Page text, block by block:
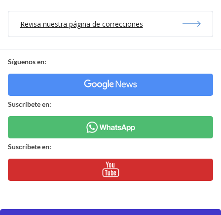
Revisa nuestra página de correcciones
Síguenos en:
Suscríbete en:
Suscríbete en: